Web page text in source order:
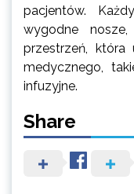
pacjentów.
wygodne
przestrzeń, która
medycznego,
infuzyjne.
Share